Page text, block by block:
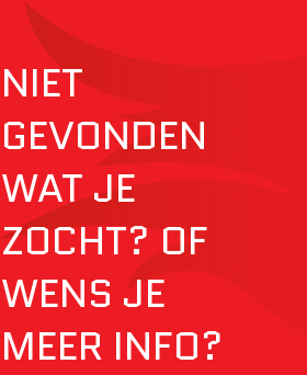
NIET
GEVONDEN
WAT JE
ZOCHT? OF
WENS JE
MEER INFO?